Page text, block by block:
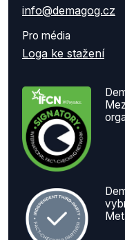
info@demagog.cz
Pro média
Loga ke stažení